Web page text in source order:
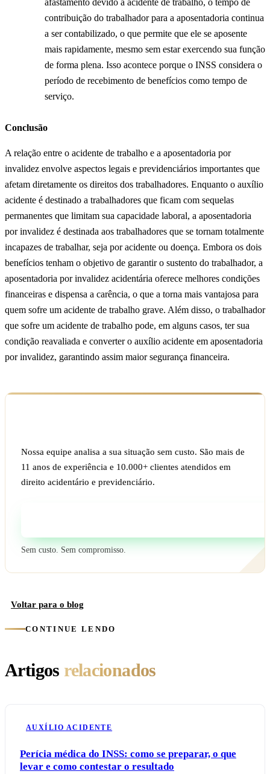
afastamento devido a acidente de trabalho, o tempo de
contribuição do trabalhador para a aposentadoria continua
a ser contabilizado, o que permite que ele se aposente
mais rapidamente, mesmo sem estar exercendo sua função
de forma plena. Isso acontece porque o INSS considera o
período de recebimento de benefícios como tempo de
serviço.
Conclusão
A relação entre o acidente de trabalho e a aposentadoria por
invalidez envolve aspectos legais e previdenciários importantes que
afetam diretamente os direitos dos trabalhadores. Enquanto o auxílio
acidente é destinado a trabalhadores que ficam com sequelas
permanentes que limitam sua capacidade laboral, a aposentadoria
por invalidez é destinada aos trabalhadores que se tornam totalmente
incapazes de trabalhar, seja por acidente ou doença. Embora os dois
benefícios tenham o objetivo de garantir o sustento do trabalhador, a
aposentadoria por invalidez acidentária oferece melhores condições
financeiras e dispensa a carência, o que a torna mais vantajosa para
quem sofre um acidente de trabalho grave. Além disso, o trabalhador
que sofre um acidente de trabalho pode, em alguns casos, ter sua
condição reavaliada e converter o auxílio acidente em aposentadoria
por invalidez, garantindo assim maior segurança financeira.
Nossa equipe analisa a sua situação sem custo. São mais de
11 anos de experiência e 10.000+ clientes atendidos em
direito acidentário e previdenciário.
Sem custo. Sem compromisso.
Voltar para o blog
CONTINUE LENDO
Artigos relacionados
AUXÍLIO ACIDENTE
Perícia médica do INSS: como se preparar, o que
levar e como contestar o resultado